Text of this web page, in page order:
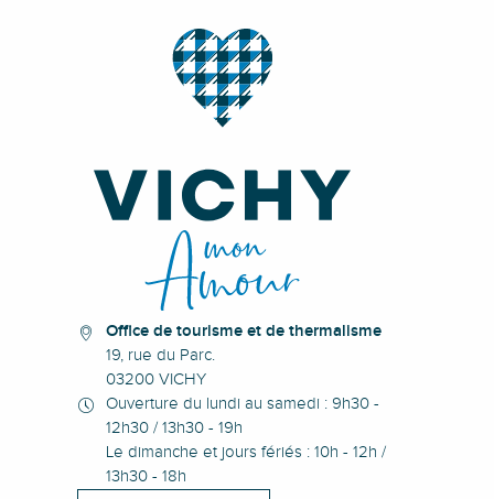
Office de tourisme et de thermalisme
19, rue du Parc.
03200 VICHY
Ouverture du lundi au samedi : 9h30 -
12h30 / 13h30 - 19h
Le dimanche et jours fériés : 10h - 12h /
13h30 - 18h